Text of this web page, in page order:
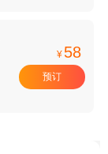
¥ 58
预订